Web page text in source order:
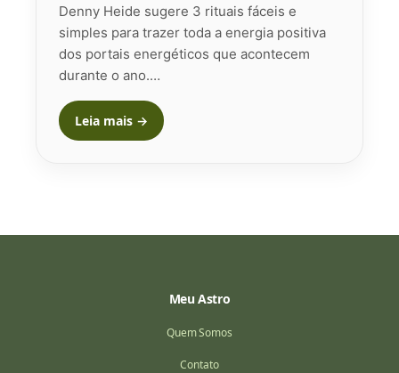
Denny Heide sugere 3 rituais fáceis e
simples para trazer toda a energia positiva
dos portais energéticos que acontecem
durante o ano.…
Leia mais →
Meu Astro
Quem Somos
Contato